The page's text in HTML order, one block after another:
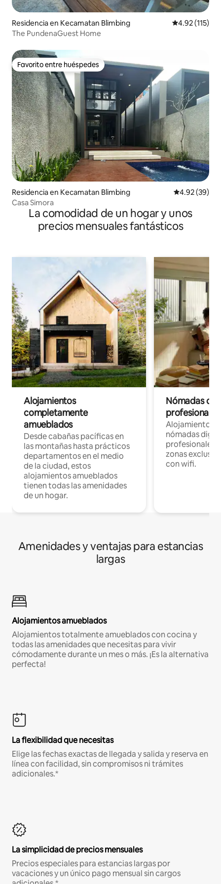
Residencia en Kecamatan Blimbing Calificación
4.92 (115)
The PundenaGuest Home
Favorito entre huéspedes
Favorito entre huéspedes
Residencia en Kecamatan Blimbing Calificación
4.92 (39)
Casa Simora
La comodidad de un hogar y unos
precios mensuales fantásticos
Alojamientos
completamente
amueblados
Desde cabañas pacíficas en
las montañas hasta prácticos
departamentos en el medio
de la ciudad, estos
alojamientos amueblados
tienen todas las amenidades
de un hogar.
Nómadas
Alojamientos
nómadas
profesionales
zonas
con wifi.
Amenidades y ventajas para estancias
largas
Alojamientos amueblados
Alojamientos totalmente amueblados con cocina y
todas las amenidades que necesitas para vivir
cómodamente durante un mes o más. ¡Es la alternativa
perfecta!
La flexibilidad que necesitas
Elige las fechas exactas de llegada y salida y reserva en
línea con facilidad, sin compromisos ni trámites
adicionales.*
La simplicidad de precios mensuales
Precios especiales para estancias largas por
vacaciones y un único pago mensual sin cargos